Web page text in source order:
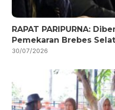
RAPAT PARIPURNA:
Pemekaran Brebes
30/07/2026